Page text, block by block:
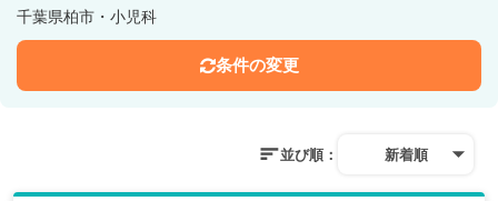
千葉県柏市・小児科
条件の変更
並び順： 新着順